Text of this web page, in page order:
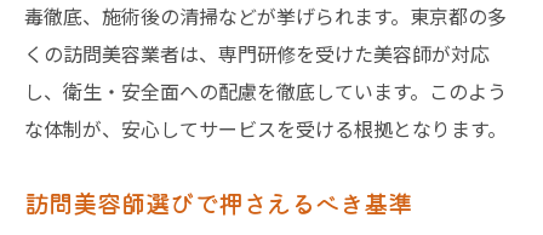
毒徹底、施術後の清掃などが挙げられます。東京都の多
くの訪問美容業者は、専門研修を受けた美容師が対応
し、衛生・安全面への配慮を徹底しています。このよう
な体制が、安心してサービスを受ける根拠となります。
訪問美容師選びで押さえるべき基準